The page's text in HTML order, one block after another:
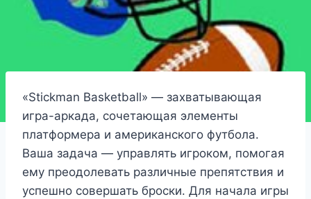
«Stickman Basketball» — захватывающая
игра-аркада, сочетающая элементы
платформера и американского футбола.
Ваша задача — управлять игроком, помогая
ему преодолевать различные препятствия и
успешно совершать броски. Для начала игры